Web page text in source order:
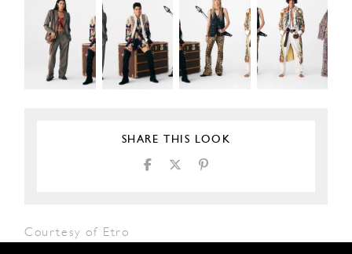
SHARE THIS LOOK
Courtesy of Etro